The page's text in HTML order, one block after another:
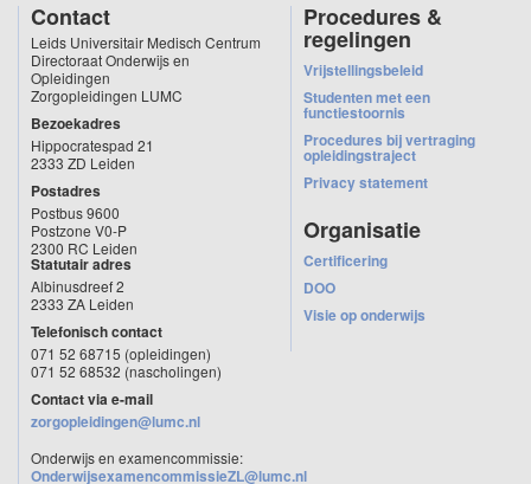
Contact
Leids Universitair Medisch Centrum
Directoraat Onderwijs en
Opleidingen
Zorgopleidingen LUMC
Bezoekadres
Hippocratespad 21
2333 ZD Leiden
Postadres
Postbus 9600
Postzone V0-P
2300 RC Leiden
Statutair adres
Albinusdreef 2
2333 ZA Leiden
Telefonisch contact
071 52 68715 (opleidingen)
071 52 68532 (nascholingen)
Contact via e-mail
zorgopleidingen@lumc.nl
Onderwijs en examencommissie:
OnderwijsexamencommissieZL@lumc.nl
Procedures &
regelingen
Vrijstellingsbeleid
Studenten met een
functiestoornis
Procedures bij vertraging
opleidingstraject
Privacy statement
Organisatie
Certificering
DOO
Visie op onderwijs